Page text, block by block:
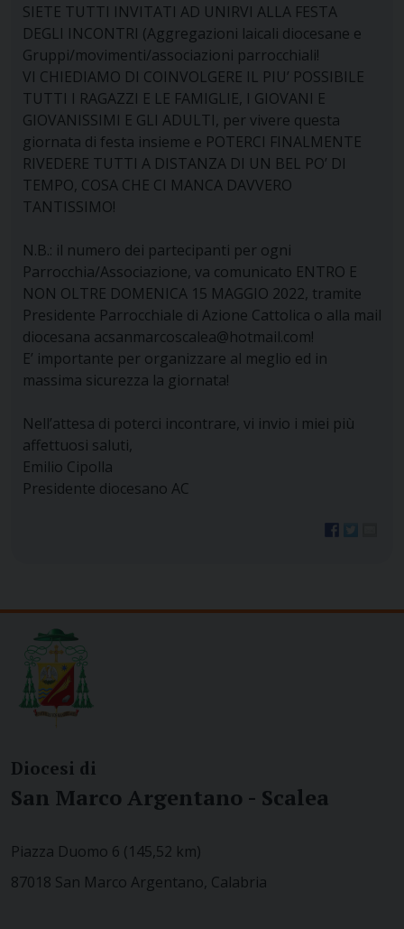
SIETE TUTTI INVITATI AD UNIRVI ALLA FESTA
DEGLI INCONTRI (Aggregazioni laicali diocesane e
Gruppi/movimenti/associazioni parrocchiali!
VI CHIEDIAMO DI COINVOLGERE IL PIU’ POSSIBILE
TUTTI I RAGAZZI E LE FAMIGLIE, I GIOVANI E
GIOVANISSIMI E GLI ADULTI, per vivere questa
giornata di festa insieme e POTERCI FINALMENTE
RIVEDERE TUTTI A DISTANZA DI UN BEL PO’ DI
TEMPO, COSA CHE CI MANCA DAVVERO
TANTISSIMO!
N.B.: il numero dei partecipanti per ogni
Parrocchia/Associazione, va comunicato ENTRO E
NON OLTRE DOMENICA 15 MAGGIO 2022, tramite
Presidente Parrocchiale di Azione Cattolica o alla mail
diocesana acsanmarcoscalea@hotmail.com!
E’ importante per organizzare al meglio ed in
massima sicurezza la giornata!
Nell’attesa di poterci incontrare, vi invio i miei più
affettuosi saluti,
Emilio Cipolla
Presidente diocesano AC
Diocesi di
San Marco Argentano - Scalea
Piazza Duomo 6 (145,52 km)
87018 San Marco Argentano, Calabria